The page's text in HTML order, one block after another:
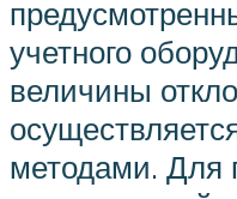
учетного
величины
методами. Для